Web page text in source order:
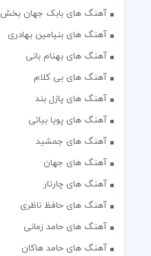
آهنگ های بابک جهان بخش
آهنگ های بنیامین بهادری
آهنگ های بهنام بانی
آهنگ های بی کلام
آهنگ های پازل بند
آهنگ های پویا بیاتی
آهنگ های جمشید
آهنگ های جهان
آهنگ های چارتار
آهنگ های حافظ ناظری
آهنگ های حامد زمانی
آهنگ های حامد هاکان